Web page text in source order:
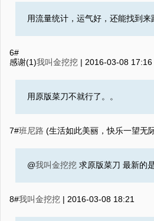
用流量统计，运气好，还能找到来
6#
感谢(1)我叫金挖挖 | 2016-03-08 17:16
用原版菜刀不就行了。。
7#班尼路 (生活如此美丽，快乐一望无
@我叫金挖挖 求原版菜刀 最新的
8#我叫金挖挖 | 2016-03-08 18:21